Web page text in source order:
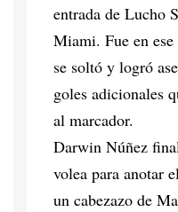
entrada de Lucho
Miami. Fue en
se soltó y logró
goles adicionales
al marcador.
Darwin Núñez
volea para anotar
un cabezazo de